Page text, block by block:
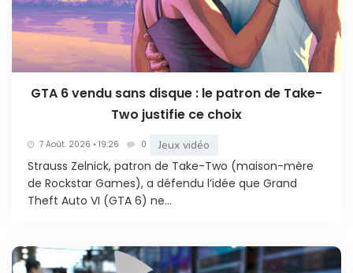
GTA 6 vendu sans disque : le patron de Take-
Two justifie ce choix
7 Août. 2026 • 19:26 0 Jeux vidéo
Strauss Zelnick, patron de Take-Two (maison-mère
de Rockstar Games), a défendu l’idée que Grand
Theft Auto VI (GTA 6) ne...